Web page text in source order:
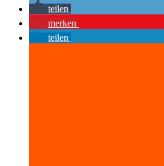
teilen
merken
teilen